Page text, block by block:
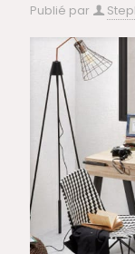
Publié par